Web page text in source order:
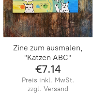
Zine zum ausmalen,
"Katzen ABC"
€7.14
Preis inkl. MwSt.
zzgl. Versand